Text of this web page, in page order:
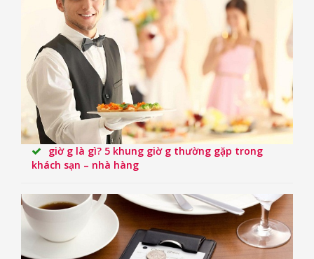
giờ g là gì? 5 khung giờ g thường gặp trong
khách sạn – nhà hàng